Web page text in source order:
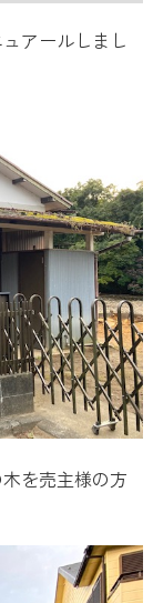
アールしまし
を売主様の方